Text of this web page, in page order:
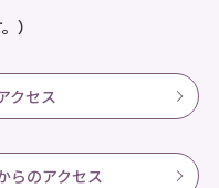
）
クセス
らのアクセス